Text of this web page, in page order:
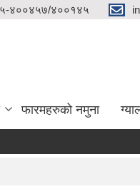
४००४५७/४००१४५
फारमहरुको नमुना